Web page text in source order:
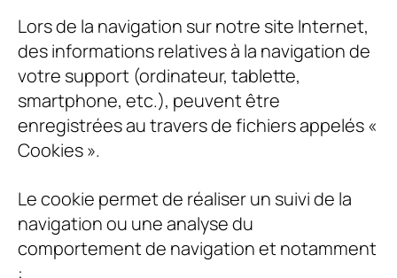
Lors de la navigation sur notre site Internet,
des informations relatives à la navigation de
votre support (ordinateur, tablette,
smartphone, etc.), peuvent être
enregistrées au travers de fichiers appelés «
Cookies ».
Le cookie permet de réaliser un suivi de la
navigation ou une analyse du
comportement de navigation et notamment
: